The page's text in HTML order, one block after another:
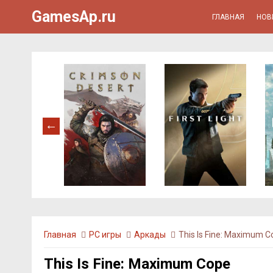
GamesAp.ru ГЛАВНАЯ
Главная PC игры Аркады This Is Fine: Maximum
This Is Fine: Maximum Cope